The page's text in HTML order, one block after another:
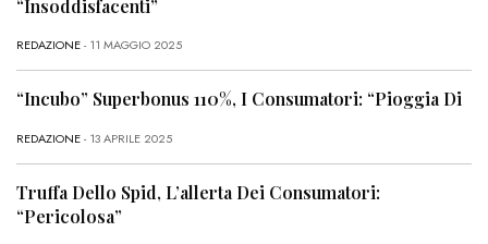
“Insoddisfacenti”
REDAZIONE- 11 MAGGIO 2025
“Incubo” Superbonus 110%, I Consumatori: “Pioggia Di
REDAZIONE- 13 APRILE 2025
Truffa Dello Spid, L’allerta Dei Consumatori:
“Pericolosa”